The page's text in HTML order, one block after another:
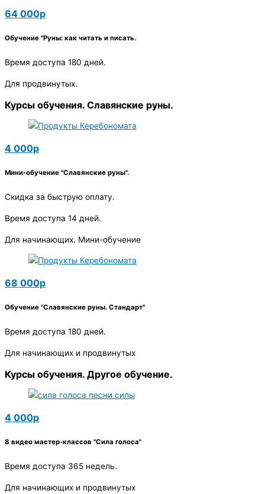
64 000р
Обучение "Руны: как читать и писать.
Время доступа 180 дней.
Для продвинутых.
Курсы обучения. Славянские руны.
4 000р
Мини-обучение "Славянские руны".
Скидка за быструю оплату.
Время доступа 14 дней.
Для начинающих. Мини-обучение
68 000р
Обучение "Славянские руны. Стандарт"
Время доступа 180 дней.
Для начинающих и продвинутых
Курсы обучения. Другое обучение.
4 000р
8 видео мастер-классов "Сила голоса"
Время доступа 365 недель.
Для начинающих и продвинутых